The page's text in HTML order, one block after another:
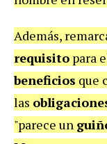
Además,
requisito para
beneficios que
las
"parece un